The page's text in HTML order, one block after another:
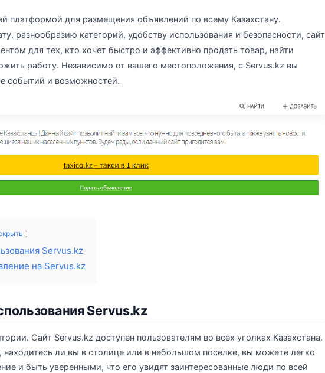
платформой для размещения объявлений по всему Казахстану.
разнообразию категорий, удобству использования и безопасности, сайт
для тех, кто хочет быстро и эффективно продать товар, найти
работу. Независимо от вашего местоположения, с Servus.kz вы
событий и возможностей.
Servus.kz
на Servus.kz
Servus.kz
Сайт Servus.kz доступен пользователям во всех уголках Казахстана.
находитесь ли вы в столице или в небольшом поселке, вы можете легко
и быть уверенными, что его увидят заинтересованные люди по всей